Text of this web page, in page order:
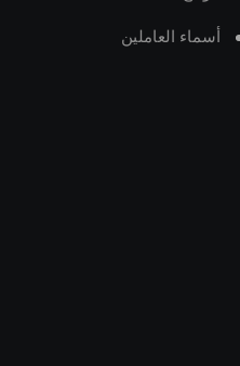
أسماء العاملين